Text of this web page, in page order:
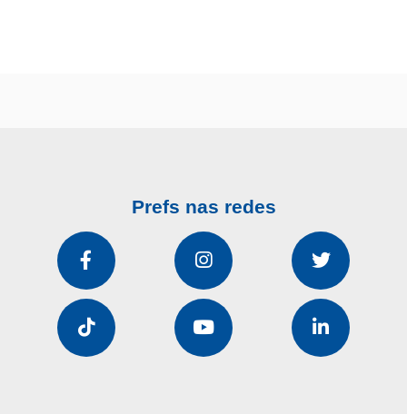
Prefs nas redes